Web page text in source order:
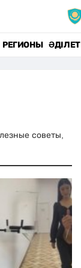
РЕГИОНЫ ӘДІЛЕТ
советы,